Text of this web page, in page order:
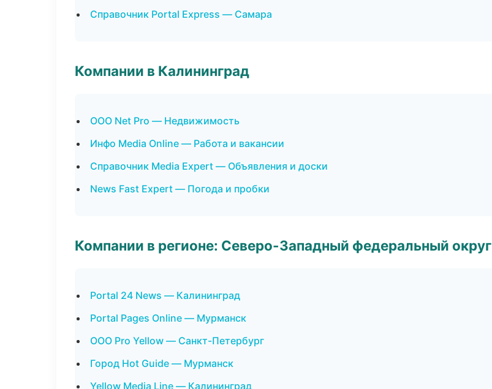
Справочник Portal Express — Самара
Компании в Калининград
ООО Net Pro — Недвижимость
Инфо Media Online — Работа и вакансии
Справочник Media Expert — Объявления и доски
News Fast Expert — Погода и пробки
Компании в регионе: Северо-Западный федеральный округ
Portal 24 News — Калининград
Portal Pages Online — Мурманск
ООО Pro Yellow — Санкт-Петербург
Город Hot Guide — Мурманск
Yellow Media Line — Калининград